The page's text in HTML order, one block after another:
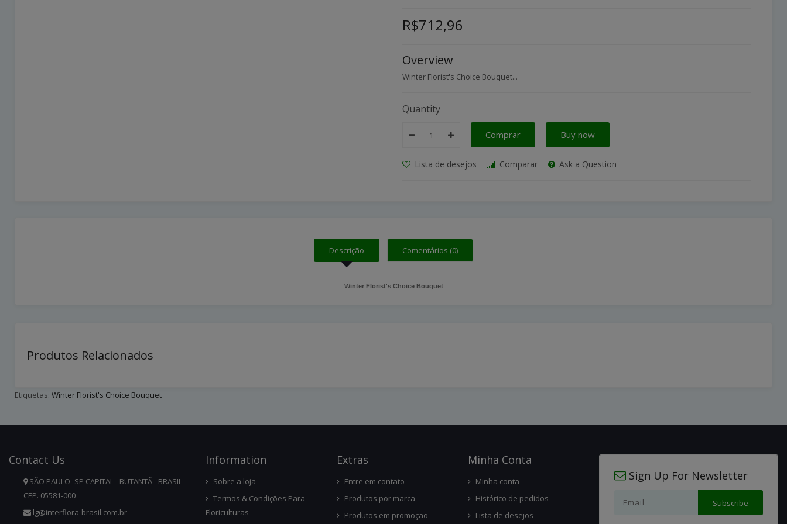
R$712,96
Overview
Winter Florist's Choice Bouquet...
Quantity
Comprar Buy now
Lista de desejos Comparar Ask a Question
Descrição Comentários (0)
Winter Florist's Choice Bouquet
Produtos Relacionados
Etiquetas: Winter Florist's Choice Bouquet
Contact Us
SÃO PAULO -SP CAPITAL - BUTANTÃ - BRASIL
CEP. 05581-000
lg@interflora-brasil.com.br
InforMation
Sobre a loja
Termos & Condições Para
Floriculturas
ExtRas
Entre em contato
Produtos por marca
Produtos em promoção
Minha Conta
Minha conta
Histórico de pedidos
Lista de desejos
Sign Up For Newsletter